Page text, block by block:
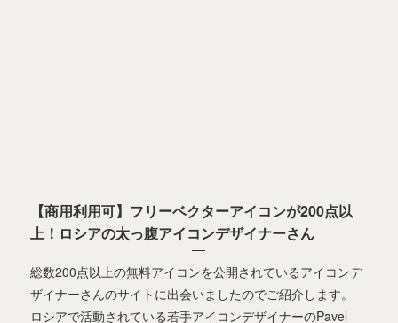
【商用利用可】フリーベクターアイコンが200点以
上！ロシアの太っ腹アイコンデザイナーさん
総数200点以上の無料アイコンを公開されているアイコンデ
ザイナーさんのサイトに出会いましたのでご紹介します。
ロシアで活動されている若手アイコンデザイナーのPavel